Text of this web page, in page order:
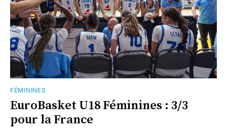
FÉMININES
EuroBasket U18 Féminines : 3/3
pour la France